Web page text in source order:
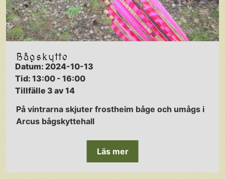
Bågskytte
Datum: 2024-10-13
Tid: 13:00 - 16:00
Tillfälle 3 av 14
På vintrarna skjuter frostheim båge och umågs i
Arcus bågskyttehall
Läs mer